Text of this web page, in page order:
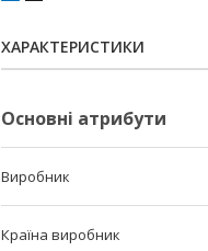
ХАРАКТЕРИСТИКИ
Основні атрибути
Виробник
Країна виробник